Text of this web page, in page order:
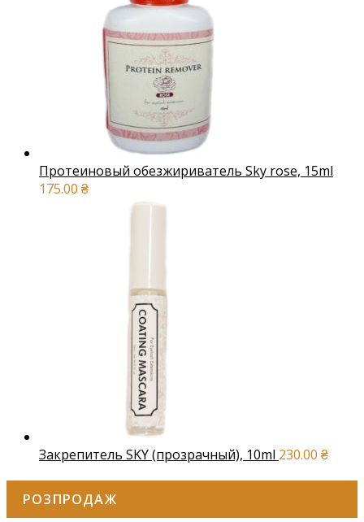
Протеиновый обезжириватель Sky rose, 15ml
175.00 ₴
Закрепитель SKY (прозрачный), 10ml 230.00 ₴
РОЗПРОДАЖ